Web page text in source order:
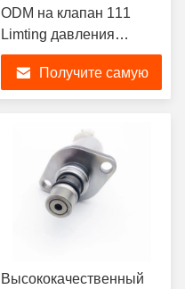
ODM на клапан 111
Limting давления
коллектора системы
впрыска топлива Bosch
Hyundai KIA Renault
топлива 001 0017
Получите самую
Высококачественный